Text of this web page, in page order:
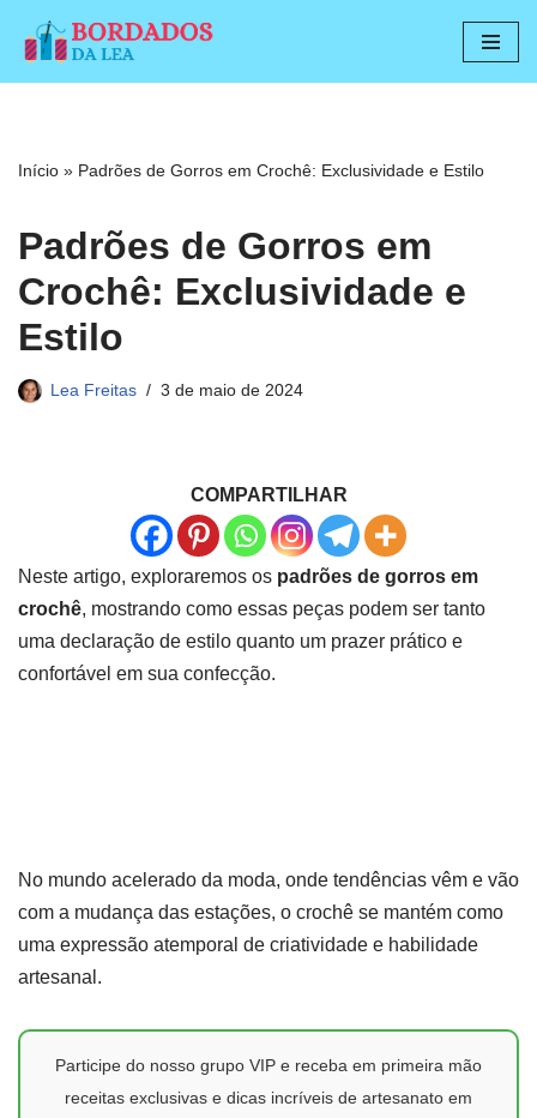
Pular
conteúdo
Início » Padrões de Gorros em Crochê: Exclusividade e Estilo
Padrões de Gorros em
Crochê: Exclusividade e
Estilo
Lea Freitas 3 de maio de 2024
COMPARTILHAR
Neste artigo, exploraremos os padrões de gorros em
crochê, mostrando como essas peças podem ser tanto
uma declaração de estilo quanto um prazer prático e
confortável em sua confecção.
No mundo acelerado da moda, onde tendências vêm e vão
com a mudança das estações, o crochê se mantém como
uma expressão atemporal de criatividade e habilidade
artesanal.
Participe do nosso grupo VIP e receba em primeira mão
receitas exclusivas e dicas incríveis de artesanato em